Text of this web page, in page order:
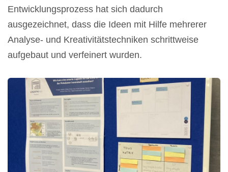
Entwicklungsprozess hat sich dadurch
ausgezeichnet, dass die Ideen mit Hilfe mehrerer
Analyse- und Kreativitätstechniken schrittweise
aufgebaut und verfeinert wurden.